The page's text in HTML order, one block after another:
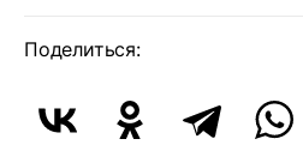
Поделиться: